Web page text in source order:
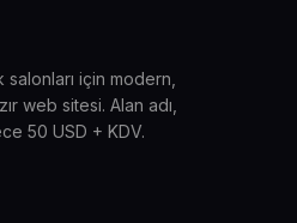
için modern,
web sitesi. Alan adı,
50 USD + KDV.